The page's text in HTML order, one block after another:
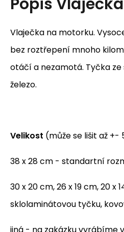
Vlaječka na motorku.
bez roztřepení mnoho
otáčí a nezamotá. Tyčka
železo.
Velikost (může se lišit až +-
38 x 28 cm - standartní
30 x 20 cm, 26 x 19 cm, 20
sklolaminátovou tyčku,
jiná - na zakázku